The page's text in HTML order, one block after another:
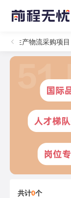
生产物流采购项目
共计0个